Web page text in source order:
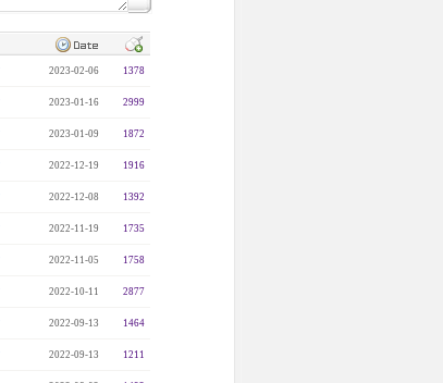
2023-02-06 1378
2023-01-16 2999
2023-01-09 1872
2022-12-19 1916
2022-12-08 1392
2022-11-19 1735
2022-11-05 1758
2022-10-11 2877
2022-09-13 1464
2022-09-13 1211